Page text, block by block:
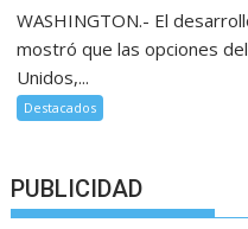
WASHINGTON.- El
mostró que las opciones
Unidos,...
Destacados
PUBLICIDAD